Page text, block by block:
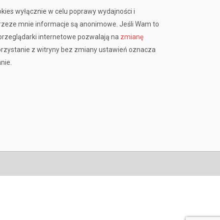
wyłącznie w celu poprawy wydajności i
mnie informacje są anonimowe. Jeśli Wam to
internetowe pozwalają na zmianę
z witryny bez zmiany ustawień oznacza